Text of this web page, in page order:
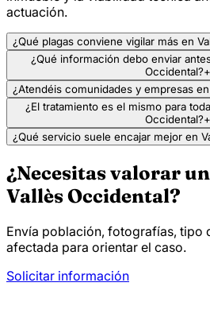
actuación.
¿Qué plagas conviene vigilar más en
¿Qué información debo enviar
Occidental?+
¿Atendéis comunidades y empresas
¿El tratamiento es el mismo para
Occidental?+
¿Qué servicio suele encajar mejor en
¿Necesitas valorar
Vallès Occidental?
Envía población, fotografías, tipo
afectada para orientar el caso.
Solicitar información